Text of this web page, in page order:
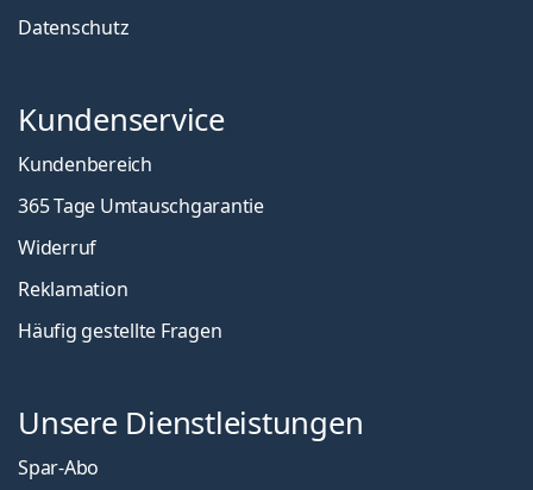
Datenschutz
Kundenservice
Kundenbereich
365 Tage Umtauschgarantie
Widerruf
Reklamation
Häufig gestellte Fragen
Unsere Dienstleistungen
Spar-Abo